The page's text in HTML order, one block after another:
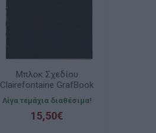
Μπλοκ Σχεδίου
Clairefontaine GrafBook
360 A4 100gsm 100φ.
Λίγα τεμάχια διαθέσιμα!
15,50€